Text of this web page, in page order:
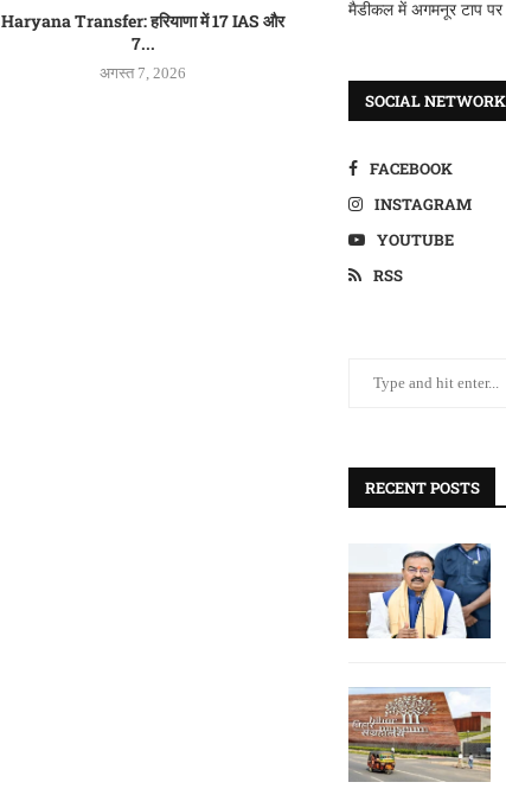
Haryana Transfer: हरियाणा में 17 IAS और
7...
अगस्त 7, 2026
मैडीकल में अगमनूर टाप पर
SOCIAL
FACEBOOK
INSTAGRAM
YOUTUBE
RSS
RECENT POSTS